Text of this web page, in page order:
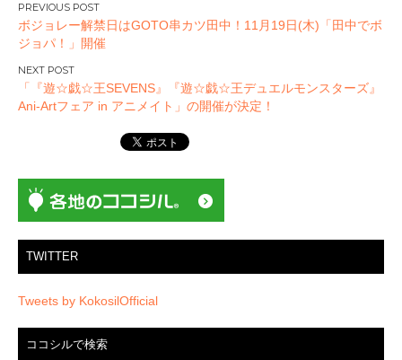
投
稿
ナ
ビ
ゲ
ン
ボジョレー解禁日はGOTO串カツ田中！11月19日(木)「田中でボ
ジョパ！」開催
「『遊☆戯☆王SEVENS』『遊☆戯☆王デュエルモンスターズ』
Ani-Artフェア in アニメイト」の開催が決定！
TWITTER
Tweets by KokosilOfficial
ココシルで検索